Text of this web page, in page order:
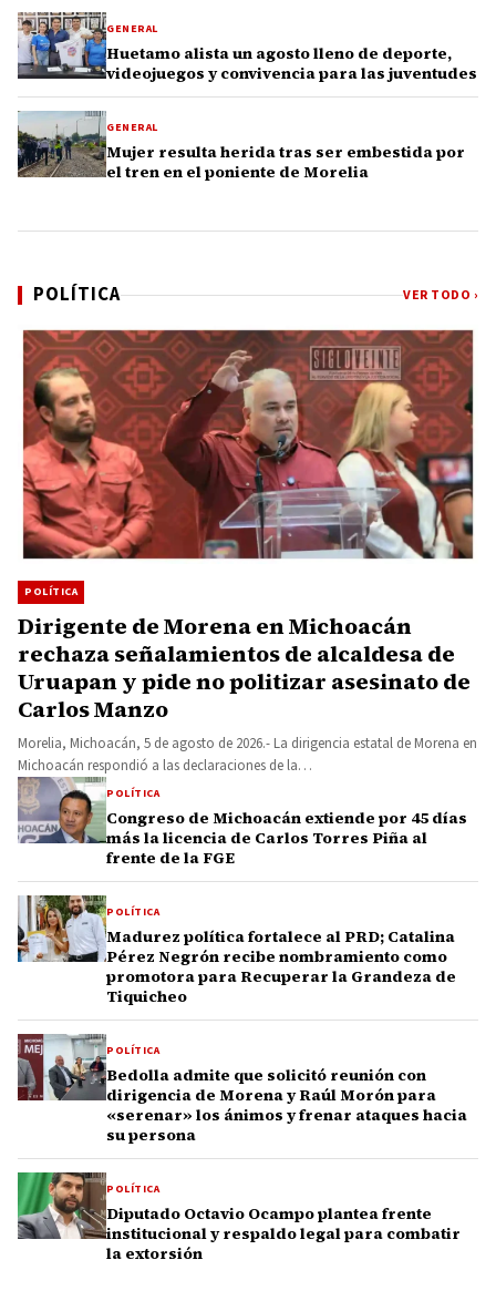
GENERAL
Huetamo alista un agosto lleno de deporte,
videojuegos y convivencia para las juventudes
GENERAL
Mujer resulta herida tras ser embestida por
el tren en el poniente de Morelia
POLÍTICA VER TODO ›
POLÍTICA
Dirigente de Morena en Michoacán
rechaza señalamientos de alcaldesa de
Uruapan y pide no politizar asesinato de
Carlos Manzo
Morelia, Michoacán, 5 de agosto de 2026.- La dirigencia estatal de Morena en
Michoacán respondió a las declaraciones de la…
POLÍTICA
Congreso de Michoacán extiende por 45 días
más la licencia de Carlos Torres Piña al
frente de la FGE
POLÍTICA
Madurez política fortalece al PRD; Catalina
Pérez Negrón recibe nombramiento como
promotora para Recuperar la Grandeza de
Tiquicheo
POLÍTICA
Bedolla admite que solicitó reunión con
dirigencia de Morena y Raúl Morón para
«serenar» los ánimos y frenar ataques hacia
su persona
POLÍTICA
Diputado Octavio Ocampo plantea frente
institucional y respaldo legal para combatir
la extorsión